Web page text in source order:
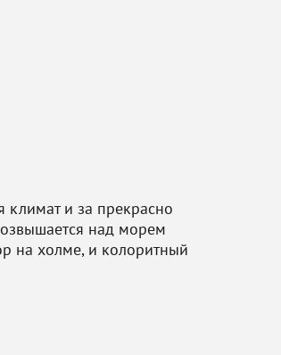
климат и за прекрасно
над морем
на холме, и колоритный